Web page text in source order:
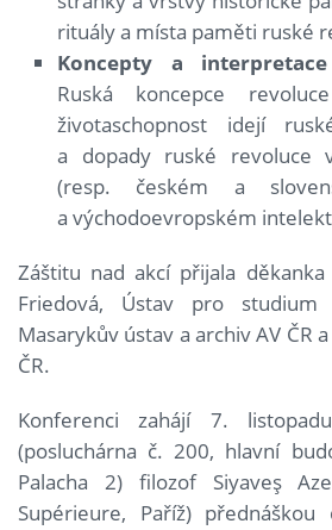
rituály a místa paměti ruské
Koncepty a
Ruská koncepce
životaschopnost idejí
a dopady ruské revoluce
(resp. českém a
a východoevropském
Záštitu nad akcí přijala
Friedová, Ústav pro studium
Masarykův ústav a archiv AV ČR
ČR.
Konferenci zahájí 7.
(posluchárna č. 200, hlavní
Palacha 2) filozof Siyaveş
Supérieure, Paříž)